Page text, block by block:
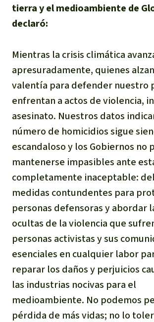
tierra y el medioambiente de
declaró:
Mientras la crisis climática
apresuradamente, quienes
valentía para defender nuestro
enfrentan a actos de violencia,
asesinato. Nuestros datos
número de homicidios sigue
escandaloso y los Gobiernos no
mantenerse impasibles ante
completamente inaceptable:
medidas contundentes para
personas defensoras y abordar
ocultas de la violencia que
personas activistas y sus
esenciales en cualquier labor
reparar los daños y perjuicios
las industrias nocivas para el
medioambiente. No podemos
pérdida de más vidas; no lo